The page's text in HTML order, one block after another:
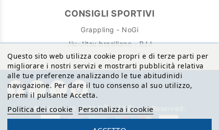
CONSIGLI SPORTIVI
Grappling - NoGi
Jiu-Jitsu brasiliano - BJJ
Questo sito web utilizza cookie propri e di terze parti per
migliorare i nostri servizi e mostrarti pubblicità relativa
alle tue preferenze analizzando le tue abitudinidi
navigazione. Per dare il tuo consenso al suo utilizzo,
premi il pulsante Accetta.
Politica dei cookie Personalizza i cookie
© Copyright 2026 BŌA. All Rights Reserved.